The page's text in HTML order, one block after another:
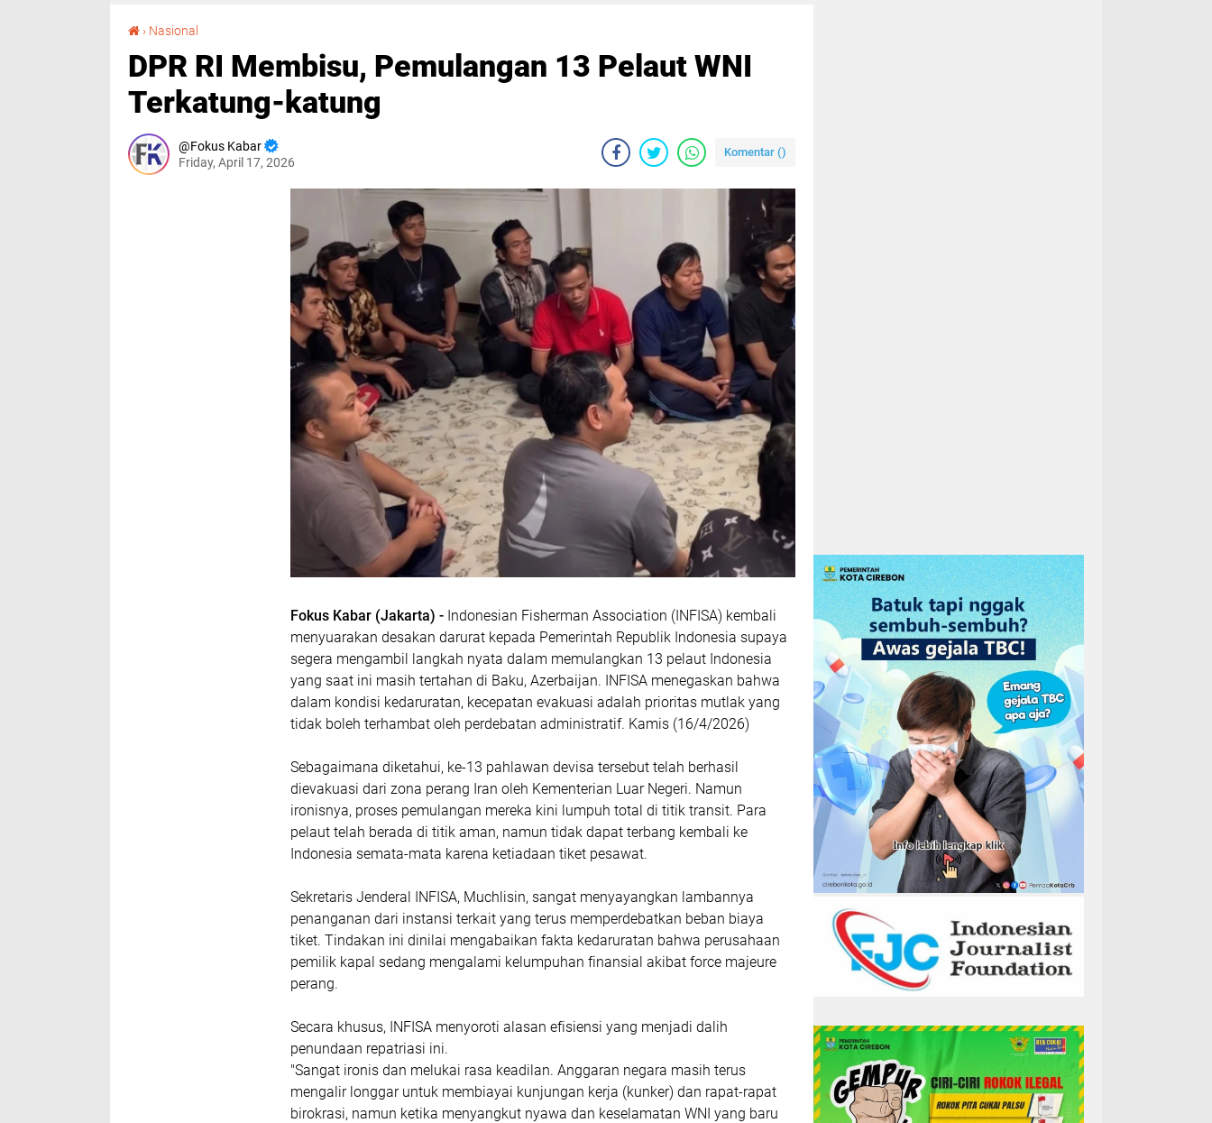
› Nasional
DPR RI Membisu, Pemulangan 13 Pelaut WNI
Terkatung-katung
Fokus Kabar
Friday, April 17, 2026
Komentar ()
Fokus Kabar (Jakarta) - Indonesian Fisherman Association (INFISA) kembali
menyuarakan desakan darurat kepada Pemerintah Republik Indonesia supaya
segera mengambil langkah nyata dalam memulangkan 13 pelaut Indonesia
yang saat ini masih tertahan di Baku, Azerbaijan. INFISA menegaskan bahwa
dalam kondisi kedaruratan, kecepatan evakuasi adalah prioritas mutlak yang
tidak boleh terhambat oleh perdebatan administratif. Kamis (16/4/2026)
Sebagaimana diketahui, ke-13 pahlawan devisa tersebut telah berhasil
dievakuasi dari zona perang Iran oleh Kementerian Luar Negeri. Namun
ironisnya, proses pemulangan mereka kini lumpuh total di titik transit. Para
pelaut telah berada di titik aman, namun tidak dapat terbang kembali ke
Indonesia semata-mata karena ketiadaan tiket pesawat.
Sekretaris Jenderal INFISA, Muchlisin, sangat menyayangkan lambannya
penanganan dari instansi terkait yang terus memperdebatkan beban biaya
tiket. Tindakan ini dinilai mengabaikan fakta kedaruratan bahwa perusahaan
pemilik kapal sedang mengalami kelumpuhan finansial akibat force majeure
perang.
Secara khusus, INFISA menyoroti alasan efisiensi yang menjadi dalih
penundaan repatriasi ini.
"Sangat ironis dan melukai rasa keadilan. Anggaran negara masih terus
mengalir longgar untuk membiayai kunjungan kerja (kunker) dan rapat-rapat
birokrasi, namun ketika menyangkut nyawa dan keselamatan WNI yang baru